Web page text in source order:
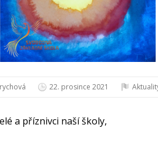
22. prosince 2021
a příznivci naší školy,